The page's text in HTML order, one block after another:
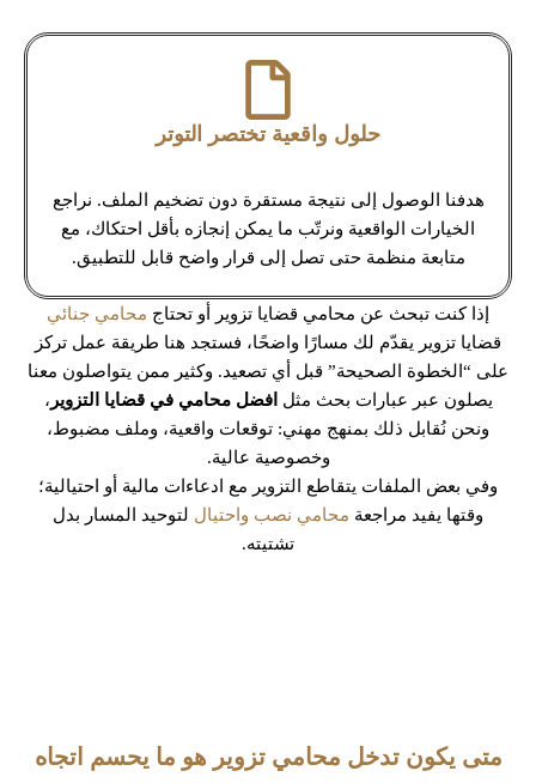
حلول واقعية تختصر التوتر
هدفنا الوصول إلى نتيجة مستقرة دون تضخيم الملف. نراجع
الخيارات الواقعية ونرتّب ما يمكن إنجازه بأقل احتكاك، مع
متابعة منظمة حتى تصل إلى قرار واضح قابل للتطبيق.
إذا كنت تبحث عن محامي قضايا تزوير أو تحتاج محامي جنائي
قضايا تزوير يقدّم لك مسارًا واضحًا، فستجد هنا طريقة عمل تركز
على “الخطوة الصحيحة” قبل أي تصعيد. وكثير ممن يتواصلون معنا
يصلون عبر عبارات بحث مثل افضل محامي في قضايا التزوير ،
ونحن نُقابل ذلك بمنهج مهني: توقعات واقعية، وملف مضبوط،
وخصوصية عالية.
وفي بعض الملفات يتقاطع التزوير مع ادعاءات مالية أو احتيالية؛
وقتها يفيد مراجعة محامي نصب واحتيال لتوحيد المسار بدل
تشتيته.
متى يكون تدخل محامي تزوير هو ما يحسم اتجاه